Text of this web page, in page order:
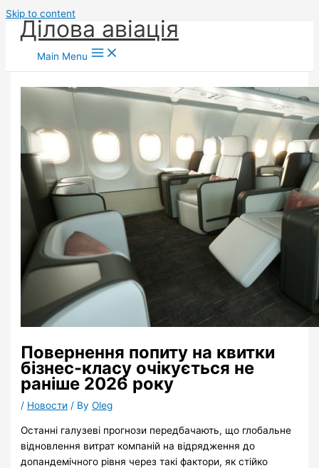
Skip to content
Ділова авіація
Main Menu
Повернення попиту на квитки
бізнес-класу очікується не
раніше 2026 року
/ Новости / ByOleg
Останні галузеві прогнози передбачають, що глобальне
відновлення витрат компаній на відрядження до
допандемічного рівня через такі фактори, як стійко